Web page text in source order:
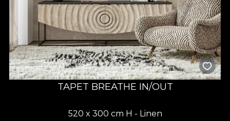
TAPET BREATHE IN/OUT
520 x 300 cm H - Linen